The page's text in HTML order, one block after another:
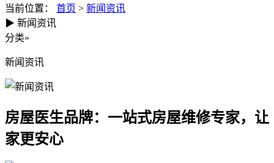
当前位置： 首页 > 新闻资讯
房屋医生品牌：一站式房屋维
▶ 新闻资讯
分类»
新闻资讯
房屋医生品牌：一站式房屋维修专家，让
家更安心